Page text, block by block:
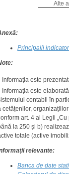
Alte
Principalii
Informația este
Informația este
contabil în
cetățenilor,
art. 4 al Legii
la 250 și b)
totale (active
relevante:
Banca de date